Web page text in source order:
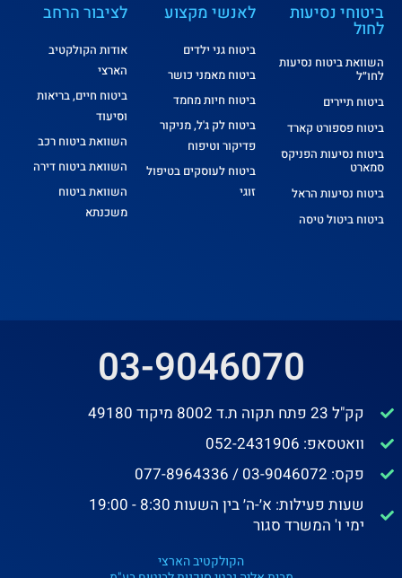
לציבור הרחב
אודות הקולקטיב
הארצי
ביטוח חיים, בריאות
וסיעוד
השוואת ביטוח רכב
השוואת ביטוח דירה
השוואת ביטוח
משכנתא
לאנשי מקצוע
ביטוח גני ילדים
ביטוח מאמני כושר
ביטוח חיות מחמד
ביטוח לק ג'ל, מניקור
פדיקור וטיפוח
ביטוח לעוסקים בטיפול
זוגי
ביטוחי נסיעות
לחול
השוואת ביטוח נסיעות
לחו״ל
ביטוח תיירים
ביטוח פספורט קארד
ביטוח נסיעות הפניקס
סמארט
ביטוח נסיעות הראל
ביטוח ביטול טיסה
03-9046070
קק"ל 23 פתח תקוה ת.ד 8002 מיקוד 49180
וואטסאפ: 052-2431906
פקס: 03-9046072 / 077-8964336
שעות פעילות: א׳-ה׳ בין השעות 8:30 - 19:00
ימי ו' המשרד סגור
הקולקטיב הארצי